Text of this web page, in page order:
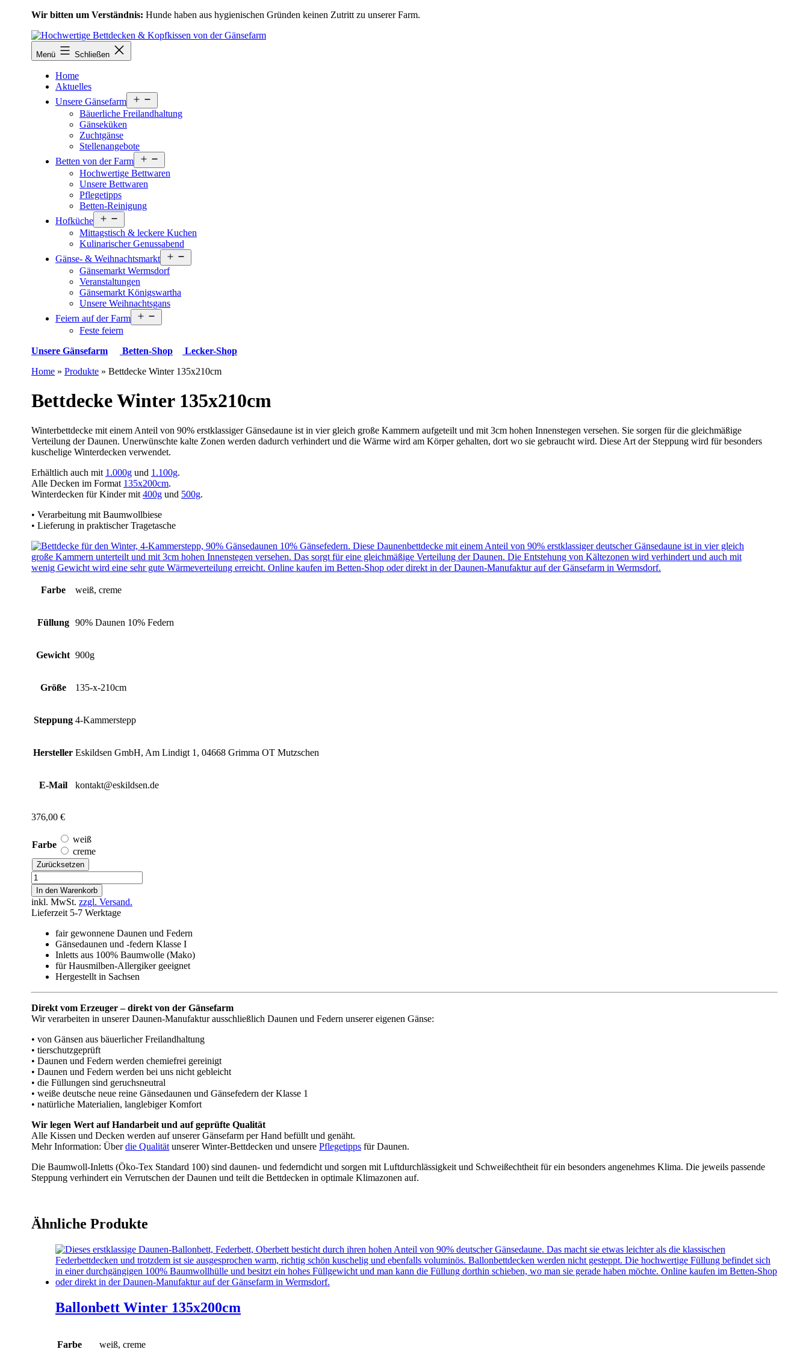
Zum
springen
Wir bitten um Verständnis: Hunde haben aus hygienischen Gründen keinen Zutritt zu unserer Farm.
Menü Schließen
Home
Aktuelles
Unsere Gänsefarm
öffnen
Bäuerliche Freilandhaltung
Gänseküken
Zuchtgänse
Stellenangebote
Betten von der Farm
öffnen
Hochwertige Bettwaren
Unsere Bettwaren
Pflegetipps
Betten-Reinigung
Hofküche
öffnen
Mittagstisch & leckere Kuchen
Kulinarischer Genussabend
Gänse- & Weihnachtsmarkt
öffnen
Gänsemarkt Wermsdorf
Veranstaltungen
Gänsemarkt Königswartha
Unsere Weihnachtsgans
Feiern auf der Farm
öffnen
Feste feiern
Unsere Gänsefarm
Betten-Shop
Lecker-Shop
Home » Produkte » Bettdecke Winter 135x210cm
Bettdecke Winter 135x210cm
Winterbettdecke mit einem Anteil von 90% erstklassiger Gänsedaune ist in vier gleich große Kammern aufgeteilt und mit 3cm hohen Innenstegen versehen. Sie sorgen für die gleichmäßige
Verteilung der Daunen. Unerwünschte kalte Zonen werden dadurch verhindert und die Wärme wird am Körper gehalten, dort wo sie gebraucht wird. Diese Art der Steppung wird für besonders
kuschelige Winterdecken verwendet.
Erhältlich auch mit 1.000g und 1.100g.
Alle Decken im Format 135x200cm.
Winterdecken für Kinder mit 400g und 500g.
• Verarbeitung mit Baumwollbiese
• Lieferung in praktischer Tragetasche
Farbe weiß, creme
Füllung 90% Daunen 10% Federn
Gewicht 900g
Größe 135-x-210cm
Steppung 4-Kammerstepp
Hersteller Eskildsen GmbH, Am Lindigt 1, 04668 Grimma OT Mutzschen
E-Mail kontakt@eskildsen.de
376,00 €
Farbe
weiß
creme
Zurücksetzen
Bettdecke
Winter
135x210cm
Menge
In den Warenkorb
inkl. MwSt. zzgl. Versand.
Lieferzeit 5-7 Werktage
fair gewonnene Daunen und Federn
Gänsedaunen und -federn Klasse I
Inletts aus 100% Baumwolle (Mako)
für Hausmilben-Allergiker geeignet
Hergestellt in Sachsen
Direkt vom Erzeuger – direkt von der Gänsefarm
Wir verarbeiten in unserer Daunen-Manufaktur ausschließlich Daunen und Federn unserer eigenen Gänse:
• von Gänsen aus bäuerlicher Freilandhaltung
• tierschutzgeprüft
• Daunen und Federn werden chemiefrei gereinigt
• Daunen und Federn werden bei uns nicht gebleicht
• die Füllungen sind geruchsneutral
• weiße deutsche neue reine Gänsedaunen und Gänsefedern der Klasse 1
• natürliche Materialien, langlebiger Komfort
Wir legen Wert auf Handarbeit und auf geprüfte Qualität
Alle Kissen und Decken werden auf unserer Gänsefarm per Hand befüllt und genäht.
Mehr Information: Überdie Qualität unserer Winter-Bettdecken und unsere Pflegetipps für Daunen.
Die Baumwoll-Inletts (Öko-Tex Standard 100) sind daunen- und federndicht und sorgen mit Luftdurchlässigkeit und Schweißechtheit für ein besonders angenehmes Klima. Die jeweils passende
Steppung verhindert ein Verrutschen der Daunen und teilt die Bettdecken in optimale Klimazonen auf.
Ähnliche Produkte
Ballonbett Winter 135x200cm
Farbe weiß, creme